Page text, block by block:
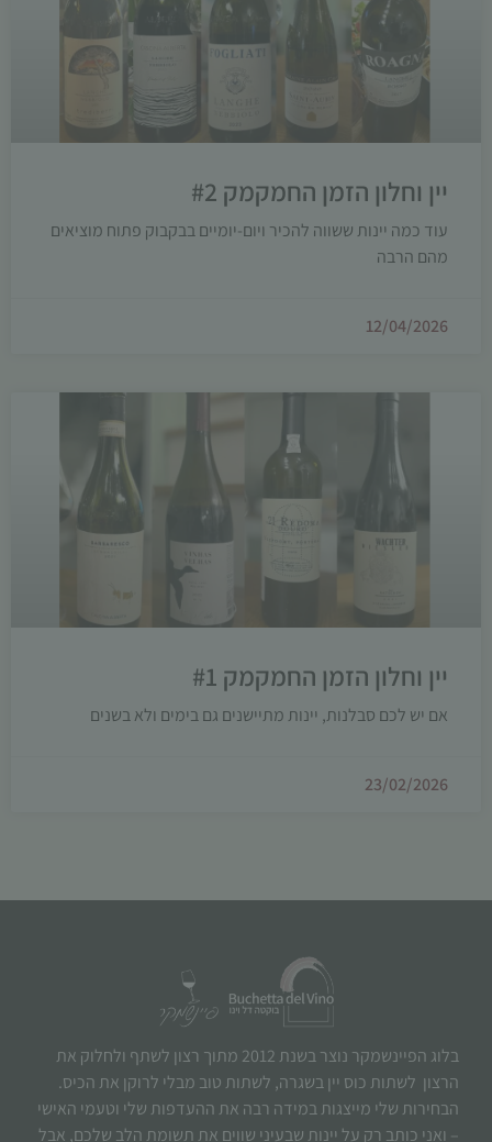
יין וחלון הזמן החמקמק #2
עוד כמה יינות ששווה להכיר ויום-יומיים בבקבוק פתוח מוציאים
מהם הרבה
12/04/2026
יין וחלון הזמן החמקמק #1
אם יש לכם סבלנות, יינות מתיישנים גם בימים ולא בשנים
23/02/2026
בלוג הפיינשמקר נוצר בשנת 2012 מתוך רצון לשתף ולחלוק את
הרצון לשתות כוס יין בשגרה, לשתות טוב מבלי לרוקן את הכיס.
הבחירות שלי מייצגות במידה רבה את ההעדפות שלי וטעמי האישי
– ואני כותב רק על יינות שבעיני שווים את תשומת הלב שלכם, אבל